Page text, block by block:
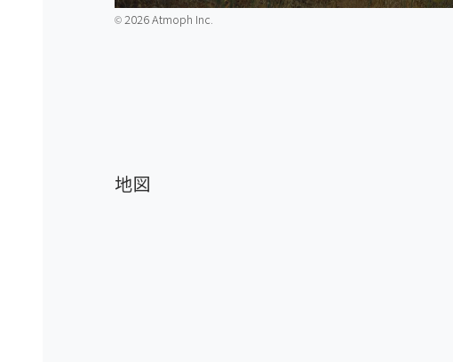
©️2026 Atmoph Inc.
地図